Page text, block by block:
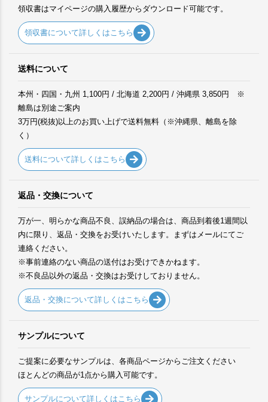
領収書はマイページの購入履歴からダウンロード可能です。
領収書について詳しくはこちら
送料について
本州・四国・九州 1,100円 / 北海道 2,200円 / 沖縄県 3,850円 ※
離島は別途ご案内
3万円(税抜)以上のお買い上げで送料無料（※沖縄県、離島を除
く）
送料について詳しくはこちら
返品・交換について
万が一、明らかな商品不良、誤納品の場合は、商品到着後1週間以
内に限り、返品・交換をお受けいたします。まずはメールにてご
連絡ください。
※事前連絡のない商品の送付はお受けできかねます。
※不良品以外の返品・交換はお受けしておりません。
返品・交換について詳しくはこちら
サンプルについて
ご提案に必要なサンプルは、各商品ページからご注文ください
ほとんどの商品が1点から購入可能です。
サンプルについて詳しくはこちら